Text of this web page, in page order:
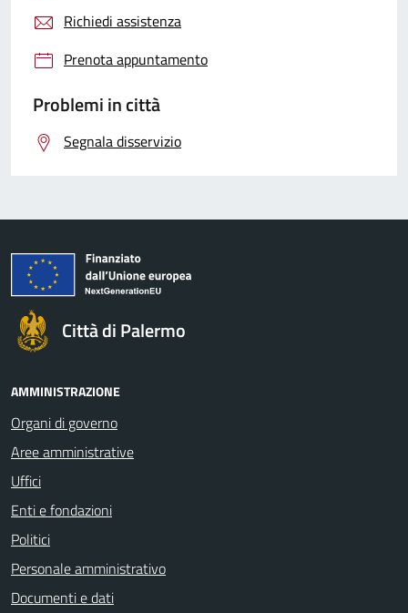
Richiedi assistenza
Prenota appuntamento
Problemi in città
Segnala disservizio
Città di Palermo
AMMINISTRAZIONE
Organi di governo
Aree amministrative
Uffici
Enti e fondazioni
Politici
Personale amministrativo
Documenti e dati